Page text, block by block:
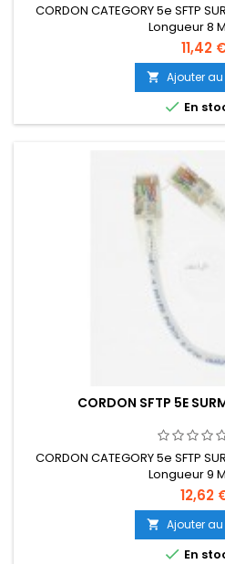
CORDON CATEGORY 5e SFTP
Longueur 8
11,42
 Ajouter
 En
CORDON SFTP 5E
CORDON CATEGORY 5e SFTP
Longueur 9
12,62
 Ajouter
 En